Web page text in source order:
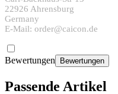
22926 Ahrensburg
Germany
E-Mail: order@caicon.de
Bewertungen Bewertungen
Passende Artikel